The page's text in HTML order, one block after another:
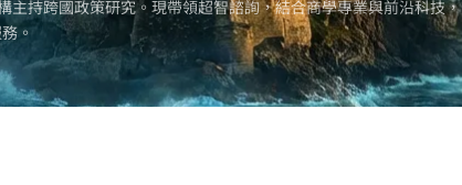
持跨國政策研究。現帶領超智諮詢，結合商學專業與前沿科技，
。